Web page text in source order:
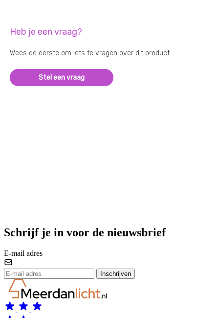
Heb je een vraag?
Wees de eerste om iets te vragen over dit product
Stel een vraag
Schrijf je in voor de nieuwsbrief
E-mail adres
Inschrijven